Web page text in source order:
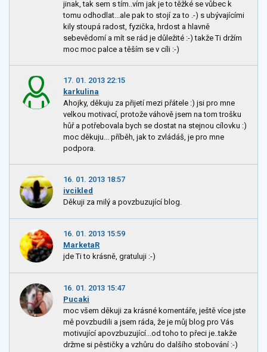
jinak, tak sem s tím..vím jak je to těžké se vůbec k
tomu odhodlat...ale pak to stojí za to .-) s ubývajícími
kily stoupá radost, fyzička, hrdost a hlavně
sebevědomí a mít se rád je důležité :-) takže Ti držím
moc moc palce a těším se v cíli :-)
17. 01. 2013 22:15
karkulina
Ahojky, děkuju za přijetí mezi přátele :) jsi pro mne
velkou motivací, protože váhově jsem na tom trošku
hůř a potřebovala bych se dostat na stejnou cílovku :)
moc děkuju... příběh, jak to zvládáš, je pro mne
podpora.
16. 01. 2013 18:57
ivcikled
Děkuji za milý a povzbuzující blog.
16. 01. 2013 15:59
MarketaR
jde Ti to krásně, gratuluji :-)
16. 01. 2013 15:47
Pucaki
moc všem děkuji za krásné komentáře, ještě více jste
mě povzbudili a jsem ráda, že je můj blog pro Vás
motivující apovzbuzující...od toho to přeci je..takže
držme si pěstičky a vzhůru do dalšího stobování :-)